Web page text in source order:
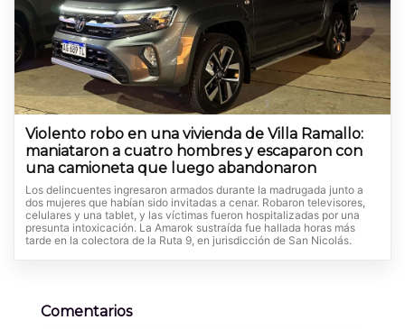
Violento robo en una vivienda de Villa Ramallo:
maniataron a cuatro hombres y escaparon con
una camioneta que luego abandonaron
Los delincuentes ingresaron armados durante la madrugada junto a
dos mujeres que habían sido invitadas a cenar. Robaron televisores,
celulares y una tablet, y las víctimas fueron hospitalizadas por una
presunta intoxicación. La Amarok sustraída fue hallada horas más
tarde en la colectora de la Ruta 9, en jurisdicción de San Nicolás.
Comentarios